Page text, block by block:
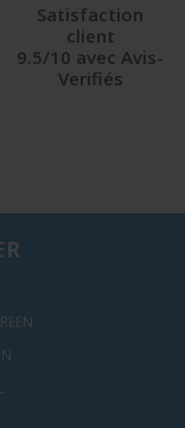
Satisfaction
client
9.5/10 avec Avis-
Verifiés